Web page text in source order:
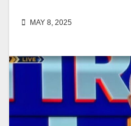
MAY 8, 2025